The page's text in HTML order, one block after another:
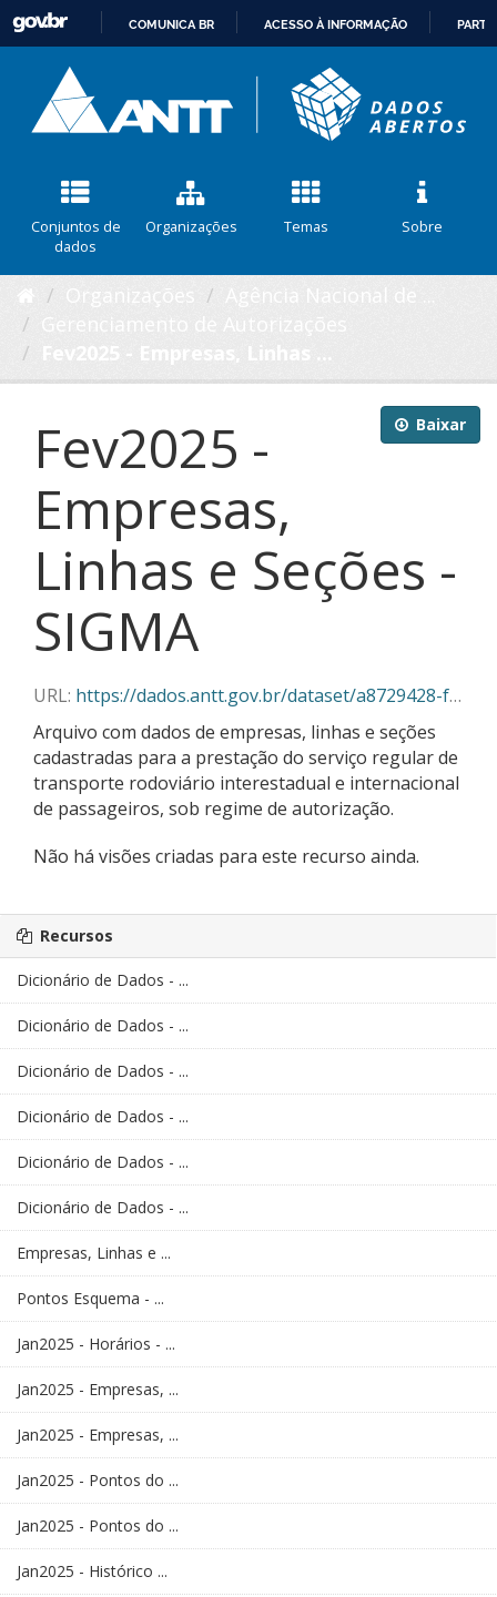
CONTEÚDO
COMUNICA BR ACESSO À INFORMAÇÃO
Conjuntos de
dados
Organizações Temas Sobre
Baixar
Fev2025 -
Empresas,
Linhas e Seções -
SIGMA
URL: https://dados.antt.gov.br/dataset/a8729428-f382-430c-abe5-6e5f85aa9a03/resource/2f3bdca1-2fcc-40dd-9ef4-3c1abde43c3c/download/02-2025_empresas_linhas_secoes_sigma.csv
Arquivo com dados de empresas, linhas e seções
cadastradas para a prestação do serviço regular de
transporte rodoviário interestadual e internacional
de passageiros, sob regime de autorização.
Não há visões criadas para este recurso ainda.
Recursos
Dicionário de Dados - ...
Dicionário de Dados - ...
Dicionário de Dados - ...
Dicionário de Dados - ...
Dicionário de Dados - ...
Dicionário de Dados - ...
Empresas, Linhas e ...
Pontos Esquema - ...
Jan2025 - Horários - ...
Jan2025 - Empresas, ...
Jan2025 - Empresas, ...
Jan2025 - Pontos do ...
Jan2025 - Pontos do ...
Jan2025 - Histórico ...